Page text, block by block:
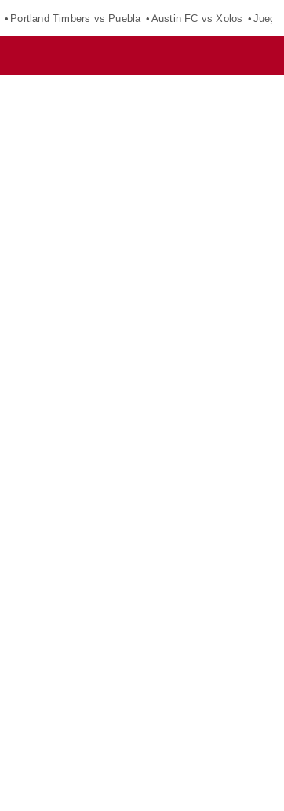
Portland Timbers vs Puebla Austin FC vs Xolos